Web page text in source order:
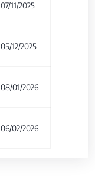
07/11/2025
05/12/2025
08/01/2026
06/02/2026